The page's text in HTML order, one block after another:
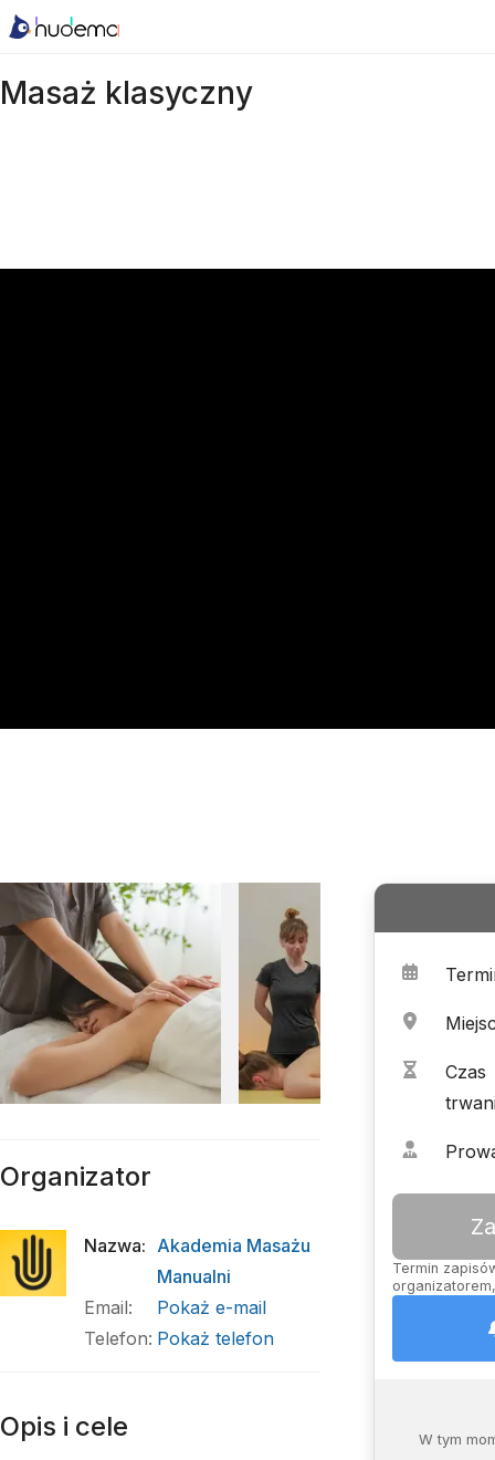
Masaż klasyczny
Czas
Termin
W tym
Organizator
Nazwa: Akademia Masażu
Manualni
Email:
Pokaż e-mail
Telefon: Pokaż telefon
Opis i cele